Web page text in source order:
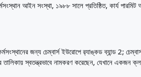
আইন সংস্থা, ১৯৮৮ সালে প্রতিষ্ঠিত, কার্য
জন্য চেম্বার্স ইউরোপে র‌্যাঙ্কড ব্যান্ড 2;
স্বতন্ত্রভাবে নামকরণ করেছেন, যেখানে একজন